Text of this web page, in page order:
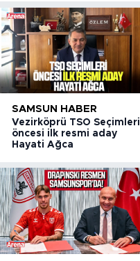
SAMSUN HABER
Vezirköprü TSO Seçimleri
öncesi ilk resmi aday
Hayati Ağca